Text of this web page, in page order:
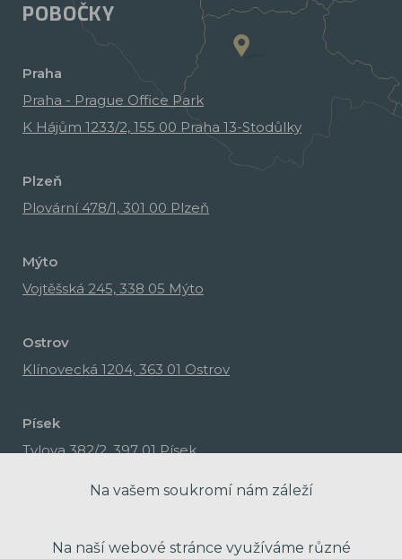
POBOČKY
Praha
Praha - Prague Office Park
K Hájům 1233/2, 155 00 Praha 13-Stodůlky
Plzeň
Plovární 478/1, 301 00 Plzeň
Mýto
Vojtěšská 245, 338 05 Mýto
Ostrov
Klínovecká 1204, 363 01 Ostrov
Písek
Tylova 382/2, 397 01 Písek
Na vašem soukromí nám záleží
Na naší webové stránce využíváme různé